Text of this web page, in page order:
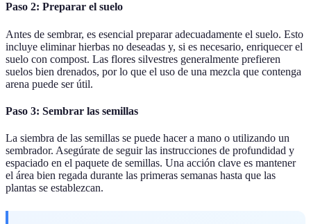
Paso 2: Preparar el suelo
Antes de sembrar, es esencial preparar adecuadamente el suelo. Esto
incluye eliminar hierbas no deseadas y, si es necesario, enriquecer el
suelo con compost. Las flores silvestres generalmente prefieren
suelos bien drenados, por lo que el uso de una mezcla que contenga
arena puede ser útil.
Paso 3: Sembrar las semillas
La siembra de las semillas se puede hacer a mano o utilizando un
sembrador. Asegúrate de seguir las instrucciones de profundidad y
espaciado en el paquete de semillas. Una acción clave es mantener
el área bien regada durante las primeras semanas hasta que las
plantas se establezcan.